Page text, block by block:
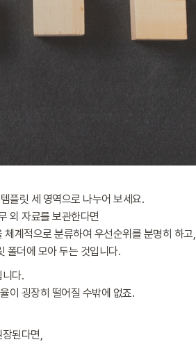
플릿 세 영역으로 나누어 보세요.
외 자료를 보관한다면
계적으로 분류하여 우선순위를 분명히 하고,
폴더에 모아 두는 것입니다.
다.
이 굉장히 떨어질 수밖에 없죠.
된다면,